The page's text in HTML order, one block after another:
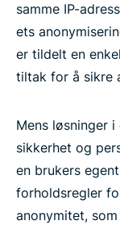
samme IP-
ets
er tildelt en
tiltak for å sikre
Mens løsninger
sikkerhet og
en brukers
forholdsregler
anonymitet,